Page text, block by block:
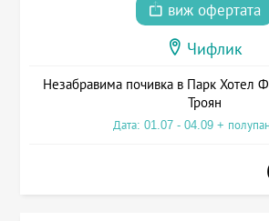
виж офертата
Чифлик
Незабравима почивка в Парк Хотел
Троян
Дата: 01.07 - 04.09 +